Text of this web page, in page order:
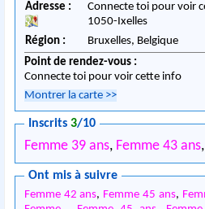
Adresse :
Connecte toi pour voir
1050-Ixelles
Région :
Bruxelles, Belgique
Point de rendez-vous :
Connecte toi pour voir cette info
Montrer la carte >>
Inscrits3/10
Femme 39 ans, Femme 43 ans,
Ont mis à suivre
Femme 42 ans, Femme 45 ans,